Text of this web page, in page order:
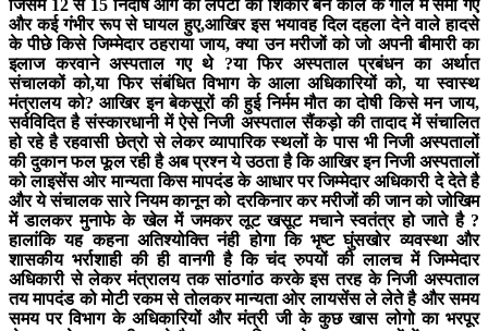
जिसमे 12 से 15 निर्दोष आग की लपटों का शिकार बन काल के गाल में समा गए
और कई गंभीर रूप से घायल हुए,आखिर इस भयावह दिल दहला देने वाले हादसे
के पीछे किसे जिम्मेदार ठहराया जाय, क्या उन मरीजों को जो अपनी बीमारी का
इलाज करवाने अस्पताल गए थे ?या फिर अस्पताल प्रबंधन का अर्थात
संचालकों को,या फिर संबंधित विभाग के आला अधिकारियों को, या स्वास्थ
मंत्रालय को? आखिर इन बेकसूरों की हुई निर्मम मौत का दोषी किसे मन जाय,
सर्वविदित है संस्कारधानी में ऐसे निजी अस्पताल सैंकड़ो की तादाद में संचालित
हो रहे है रहवासी छेत्रो से लेकर व्यापारिक स्थलों के पास भी निजी अस्पतालों
की दुकान फल फूल रही है अब प्रश्न ये उठता है कि आखिर इन निजी अस्पतालों
को लाइसेंस ओर मान्यता किस मापदंड के आधार पर जिम्मेदार अधिकारी दे देते है
और ये संचालक सारे नियम कानून को दरकिनार कर मरीजों की जान को जोखिम
में डालकर मुनाफे के खेल में जमकर लूट खसूट मचाने स्वतंत्र हो जाते है ?
हालांकि यह कहना अतिश्योक्ति नंही होगा कि भृष्ट घुंसखोर व्यवस्था और
शासकीय भर्राशाही की ही वानगी है कि चंद रुपयों की लालच में जिम्मेदार
अधिकारी से लेकर मंत्रालय तक सांठगांठ करके इस तरह के निजी अस्पताल
तय मापदंड को मोटी रकम से तोलकर मान्यता ओर लायसेंस ले लेते है और समय
समय पर विभाग के अधिकारियों और मंत्री जी के कुछ खास लोगो का भरपूर